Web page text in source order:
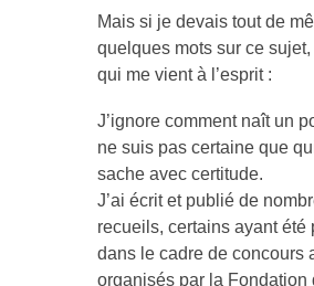
Mais si je devais tout de
quelques mots sur ce
qui me vient à l’esprit :
J’ignore comment naît un
ne suis pas certaine que
sache avec certitude.
J’ai écrit et publié de
recueils, certains ayant été
dans le cadre de concours
organisés par la Fondation